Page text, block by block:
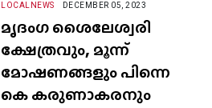
LOCALNEWS DECEMBER 05, 2023
മൃദംഗ ശൈലേശ്വരി
ക്ഷേത്രവും, മൂന്ന്
മോഷണങ്ങളും പിന്നെ
കെ കരുണാകരനും